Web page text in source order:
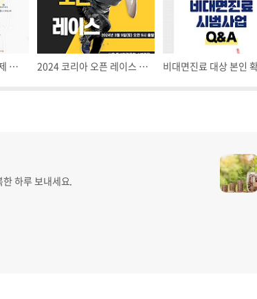
하동 화개장터 벚꽃 축제 주차 장 시설 숙박 추천 대중교통 가는 길 지도 2024 코리아 오픈 레이스 서울 뚝섬한강공원 마라톤 대회 참가자격 홈페이지 신청
하루 보내세요.